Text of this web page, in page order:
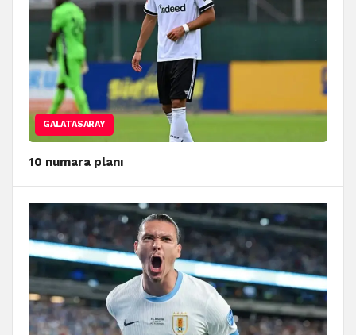
GALATASARAY
10 numara planı